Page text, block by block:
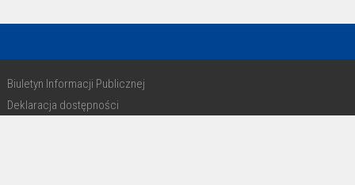
Biuletyn Informacji Publicznej
Deklaracja dostępności